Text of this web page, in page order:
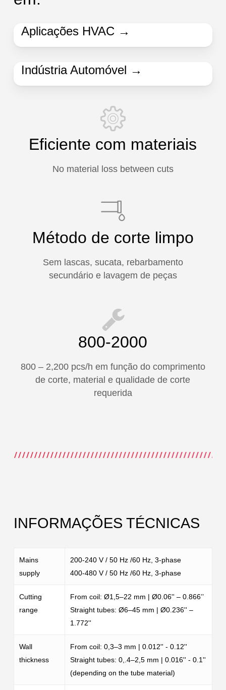
Aplicações HVAC →
Indústria Automóvel →
Eficiente com materiais
No material loss between cuts
Método de corte limpo
Sem lascas, sucata, rebarbamento
secundário e lavagem de peças
800-2000
800 – 2,200 pcs/h em função do comprimento
de corte, material e qualidade de corte
requerida
INFORMAÇÕES TÉCNICAS
Mains
supply
200-240 V / 50 Hz /60 Hz, 3-phase
400-480 V / 50 Hz /60 Hz, 3-phase
Cutting
range
From coil: Ø1,5–22 mm | Ø0.06'' – 0.866’’
Straight tubes: Ø6–45 mm | Ø0.236'' –
1.772''
Wall
thickness
From coil: 0,3–3 mm | 0.012'' - 0.12''
Straight tubes: 0,.4–2,5 mm | 0.016'' - 0.1''
(depending on the tube material)